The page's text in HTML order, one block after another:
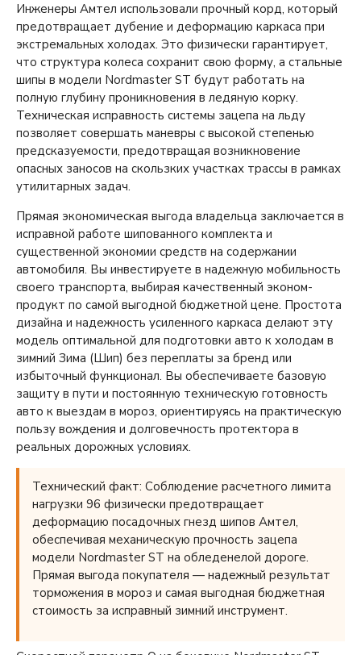
Инженеры Амтел использовали прочный корд, который
предотвращает дубение и деформацию каркаса при
экстремальных холодах. Это физически гарантирует,
что структура колеса сохранит свою форму, а стальные
шипы в модели Nordmaster ST будут работать на
полную глубину проникновения в ледяную корку.
Техническая исправность системы зацепа на льду
позволяет совершать маневры с высокой степенью
предсказуемости, предотвращая возникновение
опасных заносов на скользких участках трассы в рамках
утилитарных задач.
Прямая экономическая выгода владельца заключается в
исправной работе шипованного комплекта и
существенной экономии средств на содержании
автомобиля. Вы инвестируете в надежную мобильность
своего транспорта, выбирая качественный эконом-
продукт по самой выгодной бюджетной цене. Простота
дизайна и надежность усиленного каркаса делают эту
модель оптимальной для подготовки авто к холодам в
зимний Зима (Шип) без переплаты за бренд или
избыточный функционал. Вы обеспечиваете базовую
защиту в пути и постоянную техническую готовность
авто к выездам в мороз, ориентируясь на практическую
пользу вождения и долговечность протектора в
реальных дорожных условиях.
Технический факт: Соблюдение расчетного лимита
нагрузки 96 физически предотвращает
деформацию посадочных гнезд шипов Амтел,
обеспечивая механическую прочность зацепа
модели Nordmaster ST на обледенелой дороге.
Прямая выгода покупателя — надежный результат
торможения в мороз и самая выгодная бюджетная
стоимость за исправный зимний инструмент.